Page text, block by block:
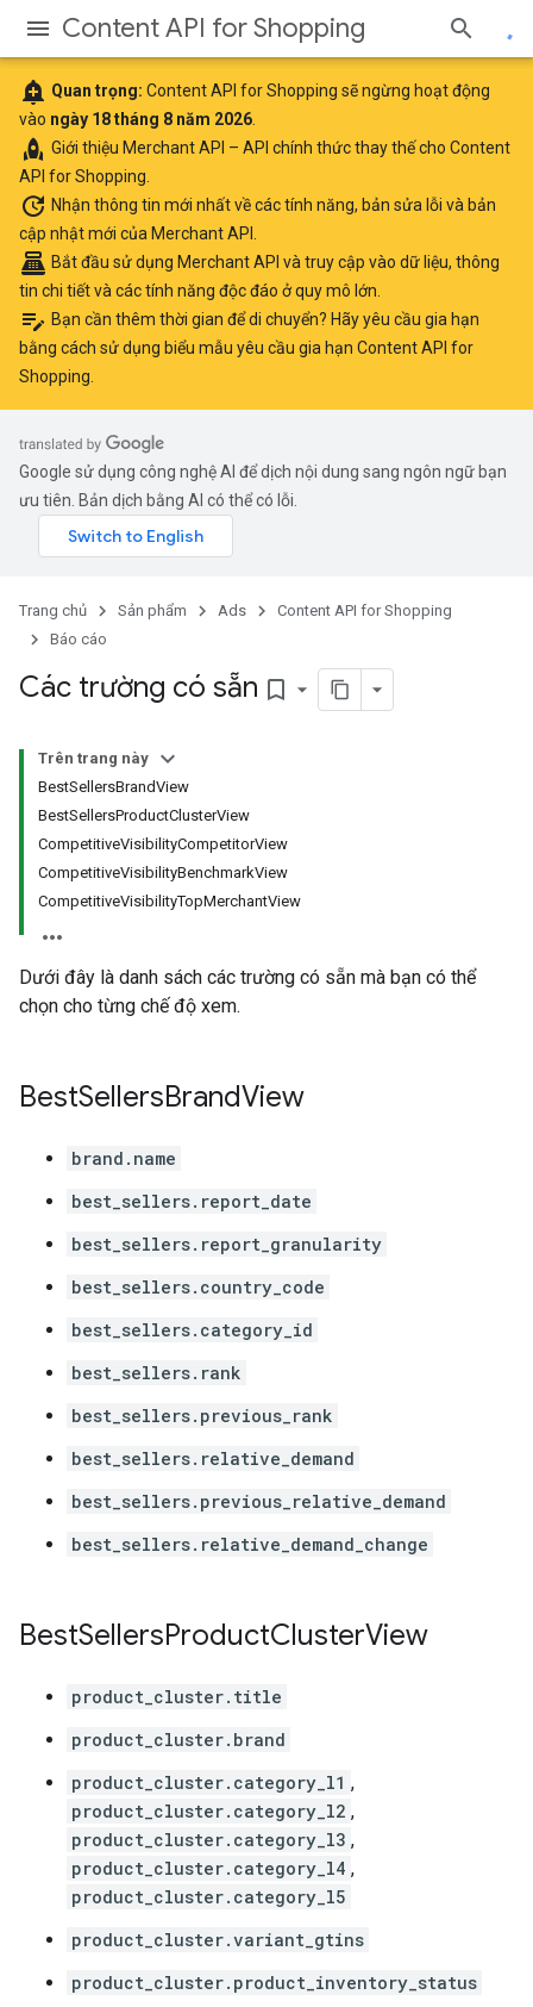
Content API for Shopping
add_alert Quan trọng: Content API for Shopping sẽ ngừng hoạt động
vào ngày 18 tháng 8 năm 2026
rocket Giới thiệu Merchant API – API chính thức thay thế cho Content
API for Shopping.
update Nhận thông tin mới nhấtvề các tính năng, bản sửa lỗi và bản
cập nhật mới của Merchant API.
point_of_sale Bắt đầu sử dụng Merchant API và truy cập vào dữ liệu, thông
tin chi tiết và các tính năng độc đáo ở quy mô lớn.
edit_note Bạn cần thêm thời gian để di chuyển? Hãy yêu cầu gia hạn
bằng cách sử dụng biểu mẫu yêu cầu gia hạn Content API for
Shopping
Google sử dụng công nghệ AI để dịch nội dung sang ngôn ngữ bạn
ưu tiên. Bản dịch bằng AI có thể có lỗi.
Trang chủ Sản phẩm Ads
Content API for Shopping
Báo cáo
Các trường có sẵn bookmark_border
Trên trang này
BestSellersBrandView
BestSellersProductClusterView
CompetitiveVisibilityCompetitorView
CompetitiveVisibilityBenchmarkView
CompetitiveVisibilityTopMerchantView
Dưới đây là danh sách các trường có sẵn mà bạn có thể
chọn cho từng chế độ xem.
BestSellersBrandView
brand.name
best_sellers.report_date
best_sellers.report_granularity
best_sellers.country_code
best_sellers.category_id
best_sellers.rank
best_sellers.previous_rank
best_sellers.relative_demand
best_sellers.previous_relative_demand
best_sellers.relative_demand_change
BestSellersProductClusterView
product_cluster.title
product_cluster.brand
product_cluster.category_l1 ,
product_cluster.category_l2 ,
product_cluster.category_l3 ,
product_cluster.category_l4 ,
product_cluster.category_l5
product_cluster.variant_gtins
product_cluster.product_inventory_status